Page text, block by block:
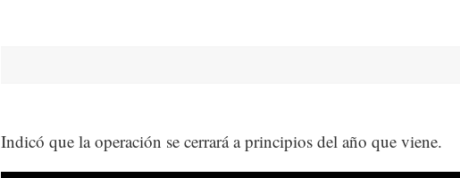
Indicó que la operación se cerrará a principios del año que viene.